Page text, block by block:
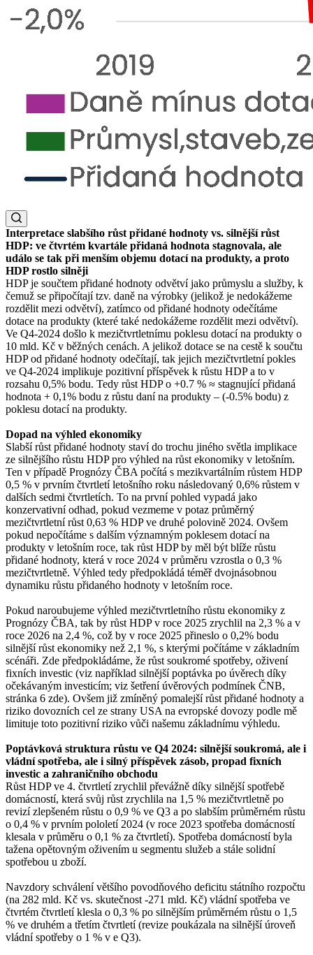
Interpretace slabšího růst přidané hodnoty vs. silnější růst
HDP: ve čtvrtém kvartále přidaná hodnota stagnovala, ale
událo se tak při menším objemu dotací na produkty, a proto
HDP rostlo silněji
HDP je součtem přidané hodnoty odvětví jako průmyslu a služby, k
čemuž se připočítají tzv. daně na výrobky (jelikož je nedokážeme
rozdělit mezi odvětví), zatímco od přidané hodnoty odečítáme
dotace na produkty (které také nedokážeme rozdělit mezi odvětví).
Ve Q4-2024 došlo k mezičtvrtletnímu poklesu dotací na produkty o
10 mld. Kč v běžných cenách. A jelikož dotace se na cestě k součtu
HDP od přidané hodnoty odečítají, tak jejich mezičtvrtletní pokles
ve Q4-2024 implikuje pozitivní příspěvek k růstu HDP a to v
rozsahu 0,5% bodu. Tedy růst HDP o +0.7 % ≈ stagnující přidaná
hodnota + 0,1% bodu z růstu daní na produkty – (-0.5% bodu) z
poklesu dotací na produkty.
Dopad na výhled ekonomiky
Slabší růst přidané hodnoty staví do trochu jiného světla implikace
ze silnějšího růstu HDP pro výhled na růst ekonomiky v letošním.
Ten v případě Prognózy ČBA počítá s mezikvartálním růstem HDP
0,5 % v prvním čtvrtletí letošního roku následovaný 0,6% růstem v
dalších sedmi čtvrtletích. To na první pohled vypadá jako
konzervativní odhad, pokud vezmeme v potaz průměrný
mezičtvrtletní růst 0,63 % HDP ve druhé polovině 2024. Ovšem
pokud nepočítáme s dalším významným poklesem dotací na
produkty v letošním roce, tak růst HDP by měl být blíže růstu
přidané hodnoty, která v roce 2024 v průměru vzrostla o 0,3 %
mezičtvrtletně. Výhled tedy předpokládá téměř dvojnásobnou
dynamiku růstu přidaného hodnoty v letošním roce.
Pokud naroubujeme výhled mezičtvrtletního růstu ekonomiky z
Prognózy ČBA, tak by růst HDP v roce 2025 zrychlil na 2,3 % a v
roce 2026 na 2,4 %, což by v roce 2025 přineslo o 0,2% bodu
silnější růst ekonomiky než 2,1 %, s kterými počítáme v základním
scénáři. Zde předpokládáme, že růst soukromé spotřeby, oživení
fixních investic (viz například silnější poptávka po úvěrech díky
očekávaným investicím; viz šetření úvěrových podmínek ČNB,
stránka 6 zde). Ovšem již zmíněný pomalejší růst přidané hodnoty a
riziko dovozních cel ze strany USA na evropské dovozy podle mě
limituje toto pozitivní riziko vůči našemu základnímu výhledu.
Poptávková struktura růstu ve Q4 2024: silnější soukromá, ale i
vládní spotřeba, ale i silný příspěvek zásob, propad fixních
investic a zahraničního obchodu
Růst HDP ve 4. čtvrtletí zrychlil převážně díky silnější spotřebě
domácností, která svůj růst zrychlila na 1,5 % mezičtvrtletně po
revizí zlepšeném růstu o 0,9 % ve Q3 a po slabším průměrném růstu
o 0,4 % v prvním pololetí 2024 (v roce 2023 spotřeba domácností
klesala v průměru o 0,1 % za čtvrtletí). Spotřeba domácností byla
tažena opětovným oživením u segmentu služeb a stále solidní
spotřebou u zboží.
Navzdory schválení většího povodňového deficitu státního rozpočtu
(na 282 mld. Kč vs. skutečnost -271 mld. Kč) vládní spotřeba ve
čtvrtém čtvrtletí klesla o 0,3 % po silnějším průměrném růstu o 1,5
% ve druhém a třetím čtvrtletí (revize poukázala na silnější úroveň
vládní spotřeby o 1 % v e Q3).